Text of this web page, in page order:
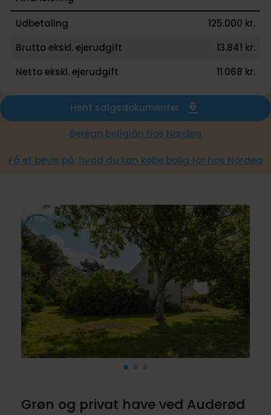
Udbetaling
125.000 kr.
Brutto ekskl. ejerudgift
13.841 kr.
Netto ekskl. ejerudgift
11.068 kr.
Hent salgsdokumenter
Beregn boliglån hos Nordea
Få et bevis på, hvad du kan købe bolig for hos Nordea
Grøn og privat have ved Auderød